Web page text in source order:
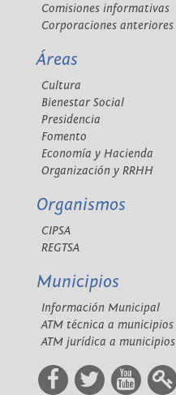
Comisiones informativas
Corporaciones anteriores
Áreas
Cultura
Bienestar Social
Presidencia
Fomento
Economía y Hacienda
Organización y RRHH
Organismos
CIPSA
REGTSA
Municipios
Información Municipal
ATM técnica a municipios
ATM jurídica a municipios